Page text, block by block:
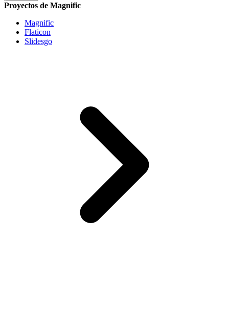
Proyectos de Magnific
Magnific
Flaticon
Slidesgo